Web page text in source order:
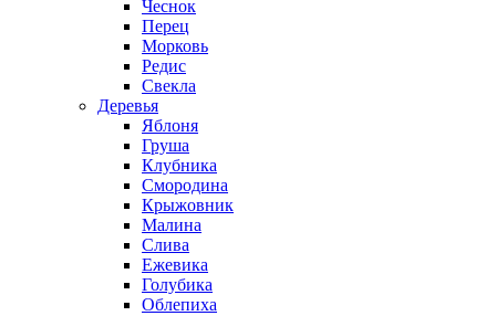
Чеснок
Перец
Морковь
Редис
Свекла
Деревья
Яблоня
Груша
Клубника
Смородина
Крыжовник
Малина
Слива
Ежевика
Голубика
Облепиха